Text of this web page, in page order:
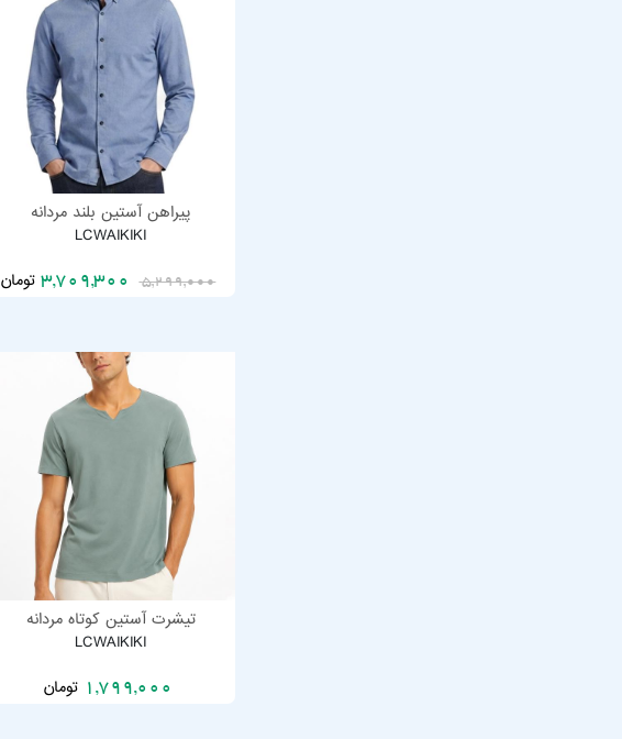
پیراهن آستین بلند مردانه
LCWAIKIKI
5,299,000
3,709,300 تومان
تیشرت آستین کوتاه مردانه
LCWAIKIKI
1,799,000 تومان